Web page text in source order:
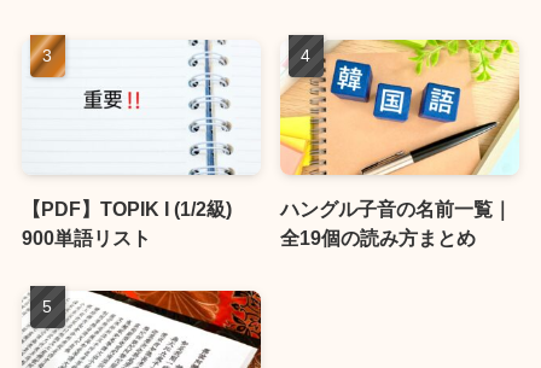
【PDF】TOPIK I (1/2級)
900単語リスト
ハングル子音の名前一覧｜
全19個の読み方まとめ